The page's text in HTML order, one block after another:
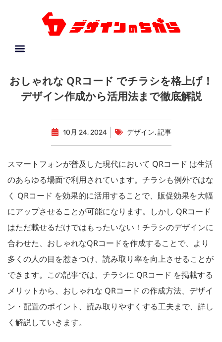
おしゃれな QRコード でチラシを格上げ！
デザイン作成から活用法まで徹底解説
10月 24, 2024 デザイン,記事
スマートフォンが普及した現代において QRコード は生活
のあらゆる場面で利用されています。チラシも例外ではな
く QRコード を効果的に活用することで、販促効果を大幅
にアップさせることが可能になります。しかし QRコード
はただ載せるだけではもったいない！チラシのデザインに
合わせた、おしゃれなQRコードを作成することで、より
多くの人の目を惹きつけ、読み取り率を向上させることが
できます。この記事では、チラシに QRコード を掲載する
メリットから、おしゃれな QRコード の作成方法、デザイ
ン・配置のポイント、読み取りやすくする工夫まで、詳し
く解説していきます。